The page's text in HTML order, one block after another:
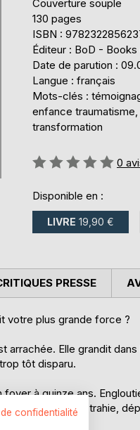
Couverture souple
130 pages
ISBN :
Éditeur : BoD - Books
Date de parution :
Langue : français
Mots-clés :
enfance
transformation
Évaluation:
0
Disponible en :
LIVRE 19,90 €
votre plus grande force ?
arrachée. Elle grandit
tôt disparu.
à quinze ans.
Manipulée, trahie,
PRESSE
confidentialité